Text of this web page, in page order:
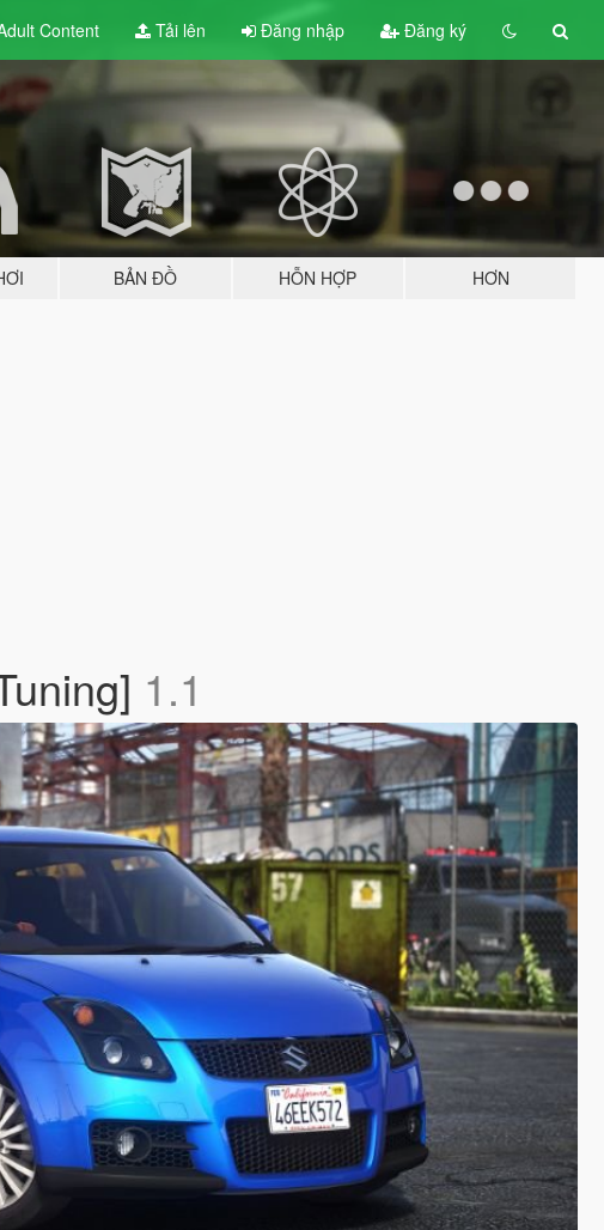
Content Tải lên Đăng nhập Đăng ký
BẢN ĐỒ HỖN HỢP HƠN
1.1